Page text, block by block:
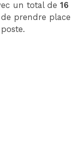
un total de16
prendre place